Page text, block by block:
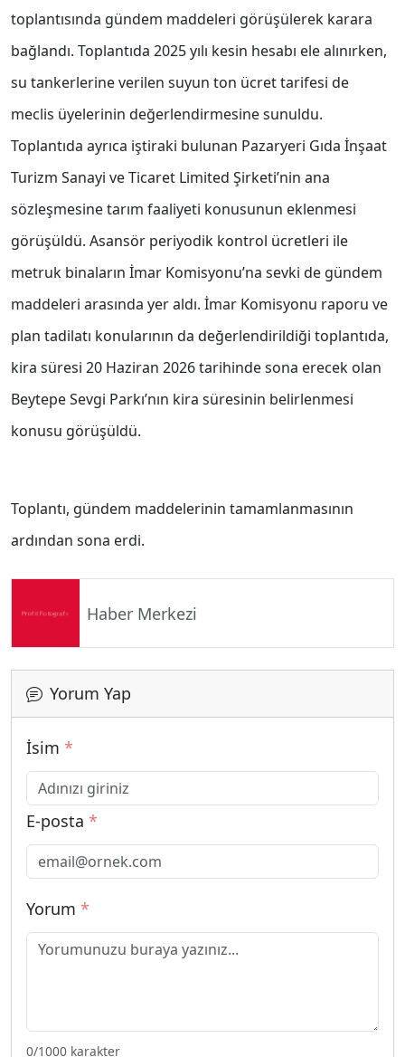
toplantısında gündem maddeleri görüşülerek karara
bağlandı. Toplantıda 2025 yılı kesin hesabı ele alınırken,
su tankerlerine verilen suyun ton ücret tarifesi de
meclis üyelerinin değerlendirmesine sunuldu.
Toplantıda ayrıca iştiraki bulunan Pazaryeri Gıda İnşaat
Turizm Sanayi ve Ticaret Limited Şirketi’nin ana
sözleşmesine tarım faaliyeti konusunun eklenmesi
görüşüldü. Asansör periyodik kontrol ücretleri ile
metruk binaların İmar Komisyonu’na sevki de gündem
maddeleri arasında yer aldı. İmar Komisyonu raporu ve
plan tadilatı konularının da değerlendirildiği toplantıda,
kira süresi 20 Haziran 2026 tarihinde sona erecek olan
Beytepe Sevgi Parkı’nın kira süresinin belirlenmesi
konusu görüşüldü.
Toplantı, gündem maddelerinin tamamlanmasının
ardından sona erdi.
Haber Merkezi
Yorum Yap
İsim *
E-posta *
Yorum *
0/1000 karakter